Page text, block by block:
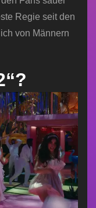
Regie seit den
von Männern